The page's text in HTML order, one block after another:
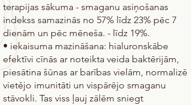
terapijas sākuma - smaganu asiņošanas
indekss samazinās no 57% līdz 23% pēc 7
dienām un pēc mēneša. - līdz 19%.
• iekaisuma mazināšana: hialuronskābe
efektīvi cīnās ar noteikta veida baktērijām,
piesātina šūnas ar barības vielām, normalizē
vietējo imunitāti un vispārējo smaganu
stāvokli. Tas viss ļauj zālēm sniegt